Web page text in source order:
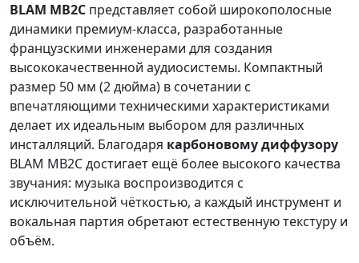
BLAM MB2С представляет собой широкополосные
динамики премиум-класса, разработанные
французскими инженерами для создания
высококачественной аудиосистемы. Компактный
размер 50 мм (2 дюйма) в сочетании с
впечатляющими техническими характеристиками
делает их идеальным выбором для различных
инсталляций. Благодаря карбоновому диффузору
BLAM MB2C достигает ещё более высокого качества
звучания: музыка воспроизводится с
исключительной чёткостью, а каждый инструмент и
вокальная партия обретают естественную текстуру и
объём.